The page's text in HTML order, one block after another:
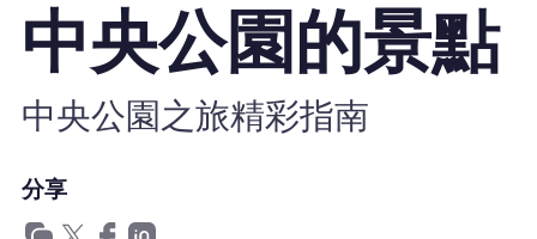
購買計劃
中央公園的景點
中央公園之旅精彩指南
分享